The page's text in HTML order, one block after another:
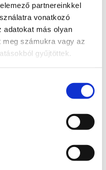
partnereinkkel
vonatkozó
adatokat más olyan
meg számukra vagy az
gyűjtöttek.
browser console for more